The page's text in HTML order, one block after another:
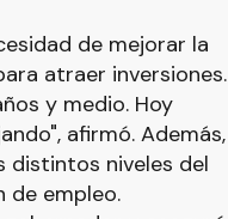
de mejorar la
atraer inversiones.
y medio. Hoy
afirmó. Además,
niveles del
de empleo.